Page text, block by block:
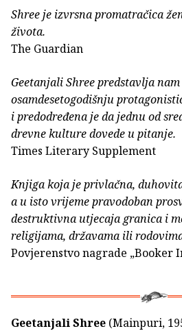
Shree je izvrsna promatračica
života.
The Guardian
Geetanjali Shree predstavlja
osamdesetogodišnju
i predodređena je da jednu od
drevne kulture dovede u pitanje.
Times Literary Supplement
Knjiga koja je privlačna,
a u isto vrijeme pravodoban
destruktivna utjecaja granica i
religijama, državama ili
Povjerenstvo nagrade „Booker
Geetanjali Shree (Mainpuri,